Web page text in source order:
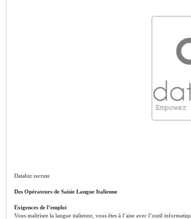
Databiz recrute
Des Opérateurs de Saisie Langue Italienne
Exigences de l’emploi
Vous maîtrisez la langue italienne, vous êtes à l’aise avec l’outil